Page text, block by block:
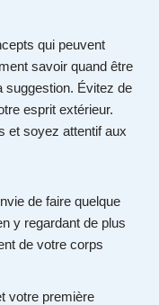
qui peuvent
savoir quand être
suggestion. Évitez de
esprit extérieur.
et soyez attentif aux
de faire quelque
y regardant de plus
de votre corps
votre première